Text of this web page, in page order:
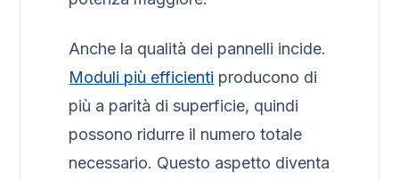
Anche la qualità dei pannelli incide.
Moduli più efficienti producono di
più a parità di superficie, quindi
possono ridurre il numero totale
necessario. Questo aspetto diventa